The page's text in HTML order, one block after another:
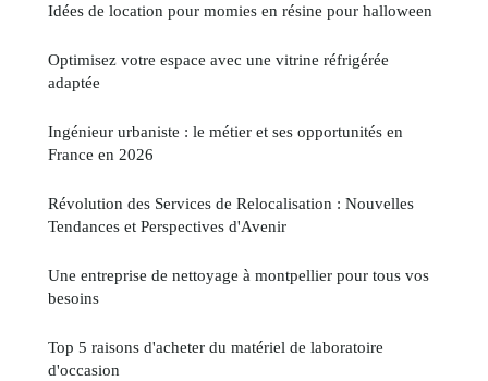
Idées de location pour momies en résine pour halloween
Optimisez votre espace avec une vitrine réfrigérée
adaptée
Ingénieur urbaniste : le métier et ses opportunités en
France en 2026
Révolution des Services de Relocalisation : Nouvelles
Tendances et Perspectives d'Avenir
Une entreprise de nettoyage à montpellier pour tous vos
besoins
Top 5 raisons d'acheter du matériel de laboratoire
d'occasion